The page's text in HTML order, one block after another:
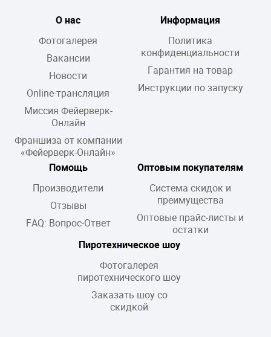
О нас
Фотогалерея
Вакансии
Новости
Online-трансляция
Миссия Фейерверк-
Онлайн
Франшиза от компании
«Фейерверк-Онлайн»
Информация
Политика
конфиденциальности
Гарантия на товар
Инструкции по запуску
Помощь
Производители
Отзывы
FAQ: Вопрос-Ответ
Оптовым покупателям
Система скидок и
преимущества
Оптовые прайс-листы и
остатки
Пиротехническое шоу
Фотогалерея
пиротехнического шоу
Заказать шоу со
скидкой